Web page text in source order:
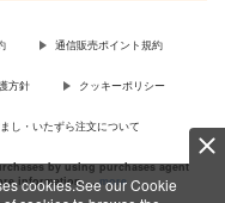
cookies.See our Cookie
通信販売ポイント規約
方針 クッキーポリシー
し・いたずら注文について
by using purchases agent
information …more